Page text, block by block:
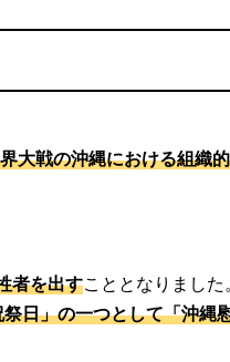
大戦の沖縄における組織
者を出すこととなりました
日」の一つとして「沖縄